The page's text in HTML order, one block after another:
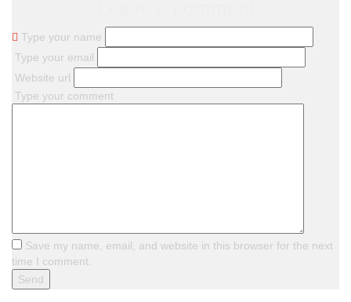
Type your name
Type your email
Website url
Type your comment
Save my name, email, and website in this browser for the next
time I comment.